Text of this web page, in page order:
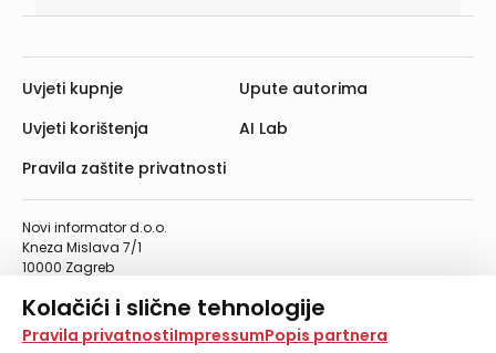
Kolačići i slične tehnologije
Na našoj web stranici koristimo kolačiće i slične
Pravila privatnostiImpressumPopis partnera
Novi informator d.o.o.
Kneza Mislava 7/1
10000 Zagreb
Telefaks: 01/4612-553
info@informator.hr
Uvjeti kupnje
Uvjeti korištenja
Pravila zaštite privatnosti
Upute autorima
AI Lab